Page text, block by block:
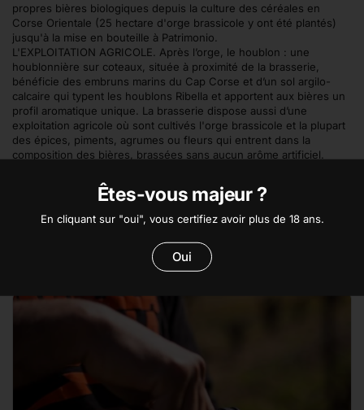
propres bières biologiques depuis la culture des céréales en
Corse Orientale (25 hectare d'orge brassicole y ont été plantés)
jusqu'à la mise en bouteille à Patrimonio.
L'EXPLOITATION AGRICOLE. Après l’orge, le houblon : une
houblonnière sur coteaux, située à proximité de la brasserie,
bénéficie des embruns marins du Cap Corse et d’un sol argilo-
calcaire qui typent les houblons Ribella et apportent aux bières un
profil aromatique unique. La brasserie dispose aussi d’une
exploitation agricole où sont cultivés l'orge brassicole et la plupart
des épices, piments, agrumes ou fleurs qui entrent dans la
composition des bières, brassées sans aucun arôme artificiel.
du prestigieux vignoble de Patrimonio, par une famille de
vignerons. Pierre-François Maestracci, le fondateur de la marque,
s'est donné pour mission de rendre ses bières aussi riches et
complexes que les bons vins qui l'entouraient. Pari réussi, si l'on
en croit l'excellente réputation dont jouit Ribella!
Êtes-vous majeur ?
En cliquant sur "oui", vous certifiez avoir plus de 18 ans.
Oui